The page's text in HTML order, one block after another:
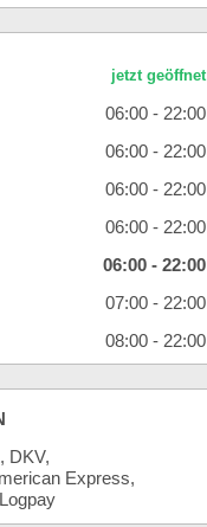
06:00 - 22:00
06:00 - 22:00
06:00 - 22:00
06:00 - 22:00
06:00 - 22:00
07:00 - 22:00
08:00 - 22:00
DKV,
Express,